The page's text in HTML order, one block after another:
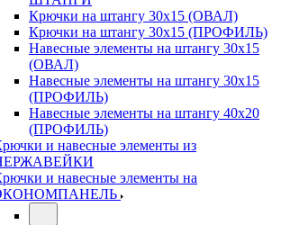
Крючки на штангу 30х15 (ОВАЛ)
Крючки на штангу 30х15 (ПРОФИЛЬ)
Навесные элементы на штангу 30х15
(ОВАЛ)
Навесные элементы на штангу 30х15
(ПРОФИЛЬ)
Навесные элементы на штангу 40х20
(ПРОФИЛЬ)
и навесные элементы из
и навесные элементы на